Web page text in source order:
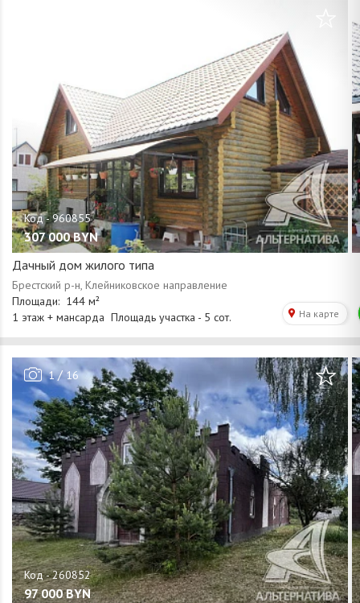
307 000 BYN
Дачный дом жилого типа
1/16
97 000 BYN